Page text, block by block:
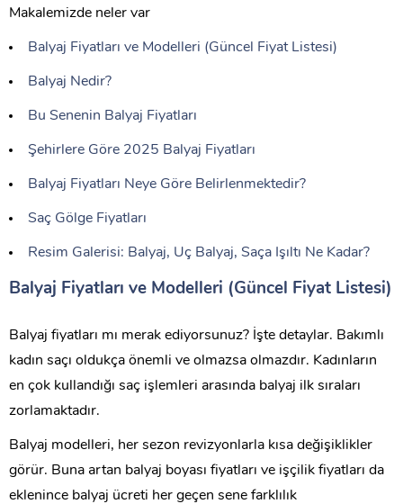
Makalemizde neler var
Balyaj Fiyatları ve Modelleri (Güncel Fiyat Listesi)
Balyaj Nedir?
Bu Senenin Balyaj Fiyatları
Şehirlere Göre 2025 Balyaj Fiyatları
Balyaj Fiyatları Neye Göre Belirlenmektedir?
Saç Gölge Fiyatları
Resim Galerisi: Balyaj, Uç Balyaj, Saça Işıltı Ne Kadar?
Balyaj Fiyatları ve Modelleri (Güncel Fiyat Listesi)
Balyaj fiyatları mı merak ediyorsunuz? İşte detaylar. Bakımlı
kadın saçı oldukça önemli ve olmazsa olmazdır. Kadınların
en çok kullandığı saç işlemleri arasında balyaj ilk sıraları
zorlamaktadır.
Balyaj modelleri, her sezon revizyonlarla kısa değişiklikler
görür. Buna artan balyaj boyası fiyatları ve işçilik fiyatları da
eklenince balyaj ücreti her geçen sene farklılık